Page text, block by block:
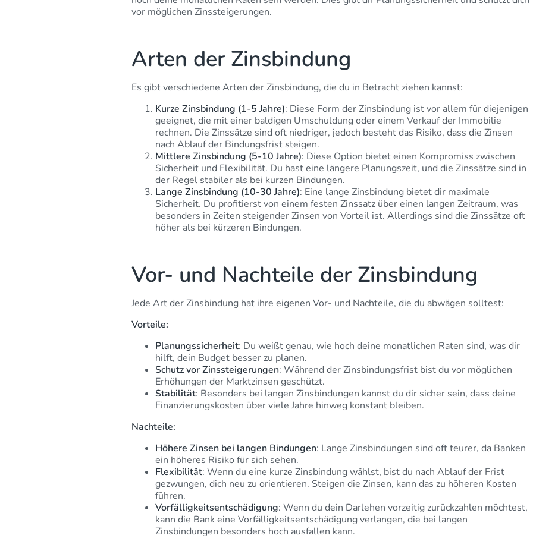
vor möglichen Zinssteigerungen.
Arten der Zinsbindung
Es gibt verschiedene Arten der Zinsbindung, die du in Betracht ziehen kannst:
Kurze Zinsbindung (1-5 Jahre): Diese Form der Zinsbindung ist vor allem für diejenigen
geeignet, die mit einer baldigen Umschuldung oder einem Verkauf der Immobilie
rechnen. Die Zinssätze sind oft niedriger, jedoch besteht das Risiko, dass die Zinsen
nach Ablauf der Bindungsfrist steigen.
Mittlere Zinsbindung (5-10 Jahre): Diese Option bietet einen Kompromiss zwischen
Sicherheit und Flexibilität. Du hast eine längere Planungszeit, und die Zinssätze sind in
der Regel stabiler als bei kurzen Bindungen.
Lange Zinsbindung (10-30 Jahre): Eine lange Zinsbindung bietet dir maximale
Sicherheit. Du profitierst von einem festen Zinssatz über einen langen Zeitraum, was
besonders in Zeiten steigender Zinsen von Vorteil ist. Allerdings sind die Zinssätze oft
höher als bei kürzeren Bindungen.
Vor- und Nachteile der Zinsbindung
Jede Art der Zinsbindung hat ihre eigenen Vor- und Nachteile, die du abwägen solltest:
Vorteile:
Planungssicherheit: Du weißt genau, wie hoch deine monatlichen Raten sind, was dir
hilft, dein Budget besser zu planen.
Schutz vor Zinssteigerungen: Während der Zinsbindungsfrist bist du vor möglichen
Erhöhungen der Marktzinsen geschützt.
Stabilität: Besonders bei langen Zinsbindungen kannst du dir sicher sein, dass deine
Finanzierungskosten über viele Jahre hinweg konstant bleiben.
Nachteile:
Höhere Zinsen bei langen Bindungen: Lange Zinsbindungen sind oft teurer, da Banken
ein höheres Risiko für sich sehen.
Flexibilität: Wenn du eine kurze Zinsbindung wählst, bist du nach Ablauf der Frist
gezwungen, dich neu zu orientieren. Steigen die Zinsen, kann das zu höheren Kosten
führen.
Vorfälligkeitsentschädigung: Wenn du dein Darlehen vorzeitig zurückzahlen möchtest,
kann die Bank eine Vorfälligkeitsentschädigung verlangen, die bei langen
Zinsbindungen besonders hoch ausfallen kann.